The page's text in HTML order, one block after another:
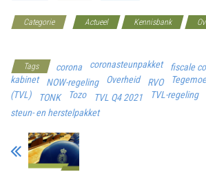
Categorie Actueel Kennisbank
Tags corona coronasteunpakket
fiscale
kabinet
NOW-regeling Overheid RVO
(TVL)
TONK Tozo TVL Q4 2021 TVL-regeling
steun- en herstelpakket